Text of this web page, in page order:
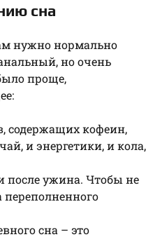
сна
нужно нормально
но очень
проще,
содержащих кофеин,
и энергетики, и кола,
после ужина. Чтобы не
переполненного
сна – это